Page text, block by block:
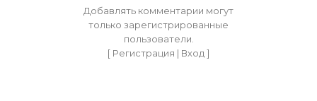
Добавлять комментарии могут
только зарегистрированные
пользователи.
[ Регистрация | Вход]